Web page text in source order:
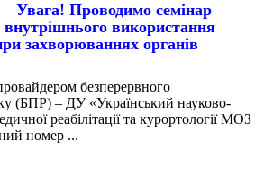
Увага! Проводимо семінар
використання
захворюваннях органів
безперервного
(БПР) – ДУ «Український науково-
реабілітації та курортології МОЗ
номер ...